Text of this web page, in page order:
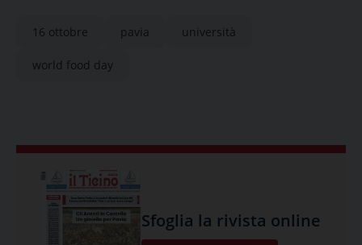
16 ottobre pavia università
world food day
Sfoglia la rivista online